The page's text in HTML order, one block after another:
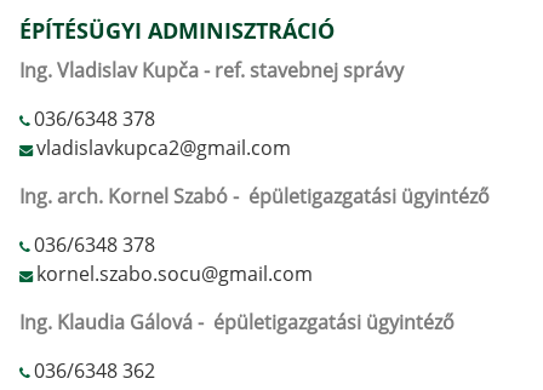
ÉPÍTÉSÜGYI ADMINISZTRÁCIÓ
Ing. Vladislav Kupča - ref. stavebnej správy
036/6348 378
vladislavkupca2@gmail.com
Ing. arch. Kornel Szabó - épületigazgatási ügyintéző
036/6348 378
kornel.szabo.socu@gmail.com
Ing. Klaudia Gálová - épületigazgatási ügyintéző
036/6348 362